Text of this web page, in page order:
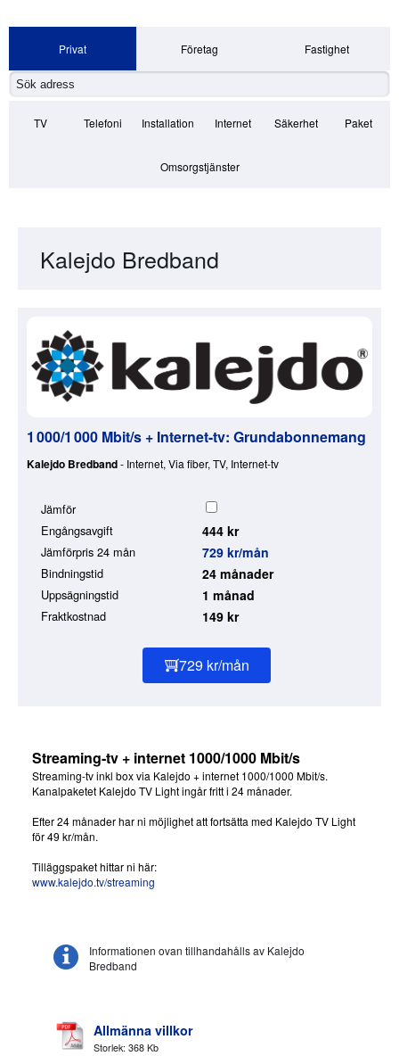
Privat Företag Fastighet
TV Telefoni Installation Internet Säkerhet Paket
Omsorgstjänster
Kalejdo Bredband
1 000/1 000 Mbit/s + Internet-tv: Grundabonnemang
Kalejdo Bredband- Internet, Via fiber, TV, Internet-tv
Jämför
Engångsavgift
444 kr
Jämförpris 24 mån 729 kr/mån
Bindningstid 24 månader
Uppsägningstid 1 månad
Fraktkostnad 149 kr
729 kr/mån
Streaming-tv + internet 1000/1000 Mbit/s
Streaming-tv inkl box via Kalejdo + internet 1000/1000 Mbit/s.
Kanalpaketet Kalejdo TV Light ingår fritt i 24 månader.
Efter 24 månader har ni möjlighet att fortsätta med Kalejdo TV Light
för 49 kr/mån.
Tilläggspaket hittar ni här:
www.kalejdo.tv/streaming
Informationen ovan tillhandahålls av Kalejdo
Bredband
Allmänna villkor
Storlek: 368 Kb